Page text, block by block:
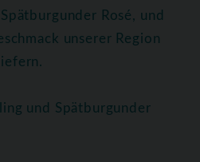
Rosé, und
unserer Region
und Spätburgunder